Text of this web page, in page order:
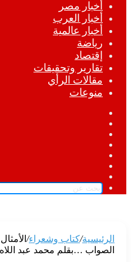
أخبار مصر
أخبار العرب
أخبار عالمية
رياضة
إقتصاد
تقارير وتحقيقات
مقالات الرأي
منوعات
المظلم
الرئيسية/كتاب وشعراء/
الصواب …بقلم محمد عبد